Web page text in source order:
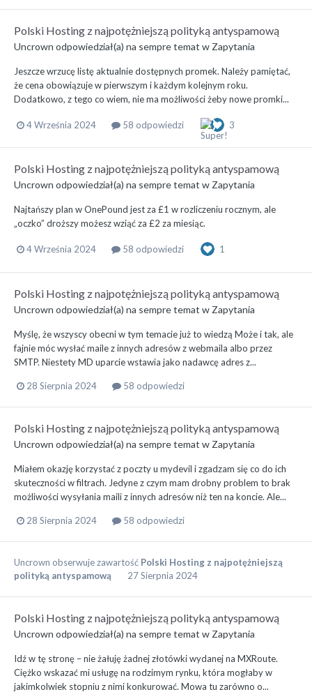
Polski Hosting z najpotężniejszą polityką antyspamową
Uncrown odpowiedział(a) na sempretemat w Zapytania
Jeszcze wrzucę listę aktualnie dostępnych promek. Należy pamiętać,
że cena obowiązuje w pierwszym i każdym kolejnym roku.
Dodatkowo, z tego co wiem, nie ma możliwości żeby nowe promki...
4 Września 2024 58 odpowiedzi 3
Polski Hosting z najpotężniejszą polityką antyspamową
Uncrown odpowiedział(a) na sempretemat w Zapytania
Najtańszy plan w OnePound jest za £1 w rozliczeniu rocznym, ale
„oczko” droższy możesz wziąć za £2 za miesiąc.
4 Września 2024 58 odpowiedzi 1
Polski Hosting z najpotężniejszą polityką antyspamową
Uncrown odpowiedział(a) na sempretemat w Zapytania
Myślę, że wszyscy obecni w tym temacie już to wiedzą Może i tak, ale
fajnie móc wysłać maile z innych adresów z webmaila albo przez
SMTP. Niestety MD uparcie wstawia jako nadawcę adres z...
28 Sierpnia 2024 58 odpowiedzi
Polski Hosting z najpotężniejszą polityką antyspamową
Uncrown odpowiedział(a) na sempretemat w Zapytania
Miałem okazję korzystać z poczty u mydevil i zgadzam się co do ich
skuteczności w filtrach. Jedyne z czym mam drobny problem to brak
możliwości wysyłania maili z innych adresów niż ten na koncie. Ale...
28 Sierpnia 2024 58 odpowiedzi
Uncrown obserwuje zawartość Polski Hosting z najpotężniejszą
polityką antyspamową
27 Sierpnia 2024
Polski Hosting z najpotężniejszą polityką antyspamową
Uncrown odpowiedział(a) na sempretemat w Zapytania
Idź w tę stronę – nie żałuję żadnej złotówki wydanej na MXRoute.
Ciężko wskazać mi usługę na rodzimym rynku, która mogłaby w
jakimkolwiek stopniu z nimi konkurować. Mowa tu zarówno o...